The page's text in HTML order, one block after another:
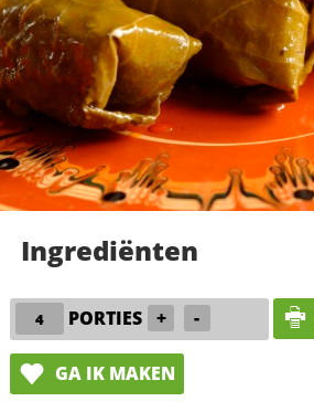
Ingrediënten
PORTIES + -
GA IK MAKEN